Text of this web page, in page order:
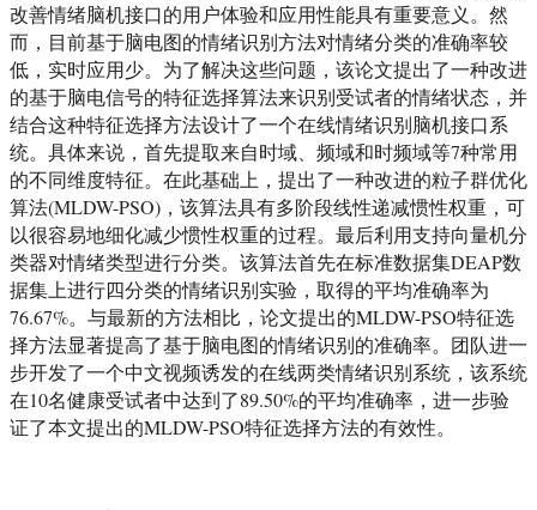
改善情绪脑机接口的用户体验和应用性能具有重要意义。然
而，目前基于脑电图的情绪识别方法对情绪分类的准确率较
低，实时应用少。为了解决这些问题，该论文提出了一种改进
的基于脑电信号的特征选择算法来识别受试者的情绪状态，并
结合这种特征选择方法设计了一个在线情绪识别脑机接口系
统。具体来说，首先提取来自时域、频域和时频域等7种常用
的不同维度特征。在此基础上，提出了一种改进的粒子群优化
算法(MLDW-PSO) ，该算法具有多阶段线性递减惯性权重，可
以很容易地细化减少惯性权重的过程。最后利用支持向量机分
类器对情绪类型进行分类。该算法首先在标准数据集DEAP数
据集上进行四分类的情绪识别实验，取得的平均准确率为
76.67%。与最新的方法相比，论文提出的MLDW-PSO特征选
择方法显著提高了基于脑电图的情绪识别的准确率。 团队进一
步开发了一个中文视频诱发的在线两类情绪识别系统，该系统
在10名健康受试者中达到了89.50%的平均准确率，进一步验
证了本文提出的MLDW-PSO特征选择方法的有效性。